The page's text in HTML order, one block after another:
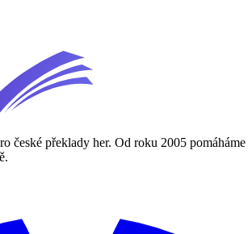
české překlady her. Od roku 2005 pomáháme